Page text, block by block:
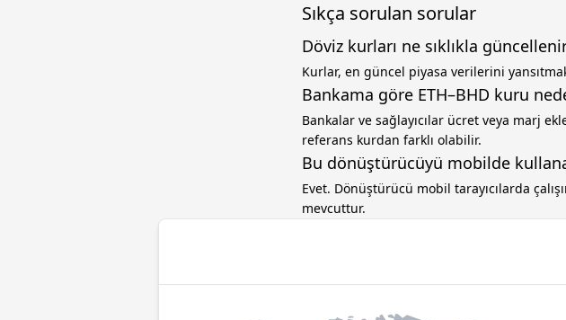
Sıkça sorulan sorular
Döviz kurları ne sıklıkla
Kurlar, en güncel piyasa verilerini
Bankama göre ETH–BHD kuru
Bankalar ve sağlayıcılar ücret veya marj
referans kurdan farklı olabilir.
Bu dönüştürücüyü mobilde
Evet. Dönüştürücü mobil tarayıcılarda
mevcuttur.